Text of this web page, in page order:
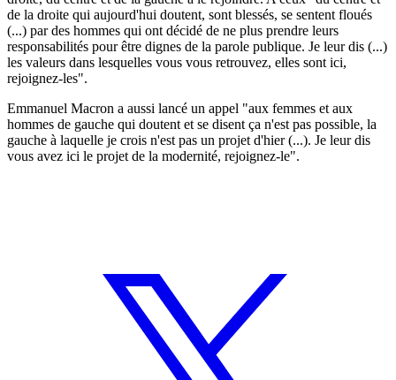
de la droite qui aujourd'hui doutent, sont blessés, se sentent floués
(...) par des hommes qui ont décidé de ne plus prendre leurs
responsabilités pour être dignes de la parole publique. Je leur dis (...)
les valeurs dans lesquelles vous vous retrouvez, elles sont ici,
rejoignez-les".
Emmanuel Macron a aussi lancé un appel "aux femmes et aux
hommes de gauche qui doutent et se disent ça n'est pas possible, la
gauche à laquelle je crois n'est pas un projet d'hier (...). Je leur dis
vous avez ici le projet de la modernité, rejoignez-le".